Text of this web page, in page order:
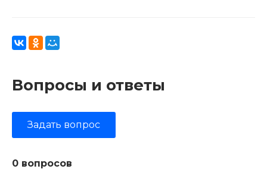
Вопросы и ответы
Задать вопрос
0 вопросов